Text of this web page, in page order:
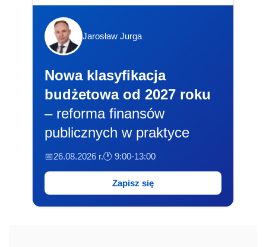
Jarosław Jurga
Nowa klasyfikacja
budżetowa od 2027 roku
– reforma finansów
publicznych w praktyce
📅26.08.2026 r.🕐 9:00-13:00
Zapisz się